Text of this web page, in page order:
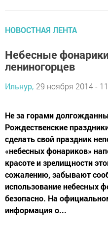
НОВОСТНАЯ ЛЕНТА
Небесные
лениногорцев
Ильнур, 29 ноября 2014 -
Не за горами
Рождественские
сделать свой праздник
«небесных фонариков»
красоте и зрелищности
сожалению, забывают
использование небесных
безопасно. На
информация о...